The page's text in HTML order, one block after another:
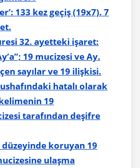
133 kez geçiş (19x7). 7
32. ayetteki işaret:
19 mucizesi ve Ay.
sayılar ve 19 ilişkisi.
hatalı olarak
19
tarafından deşifre
düzeyinde koruyan 19
ulaşma